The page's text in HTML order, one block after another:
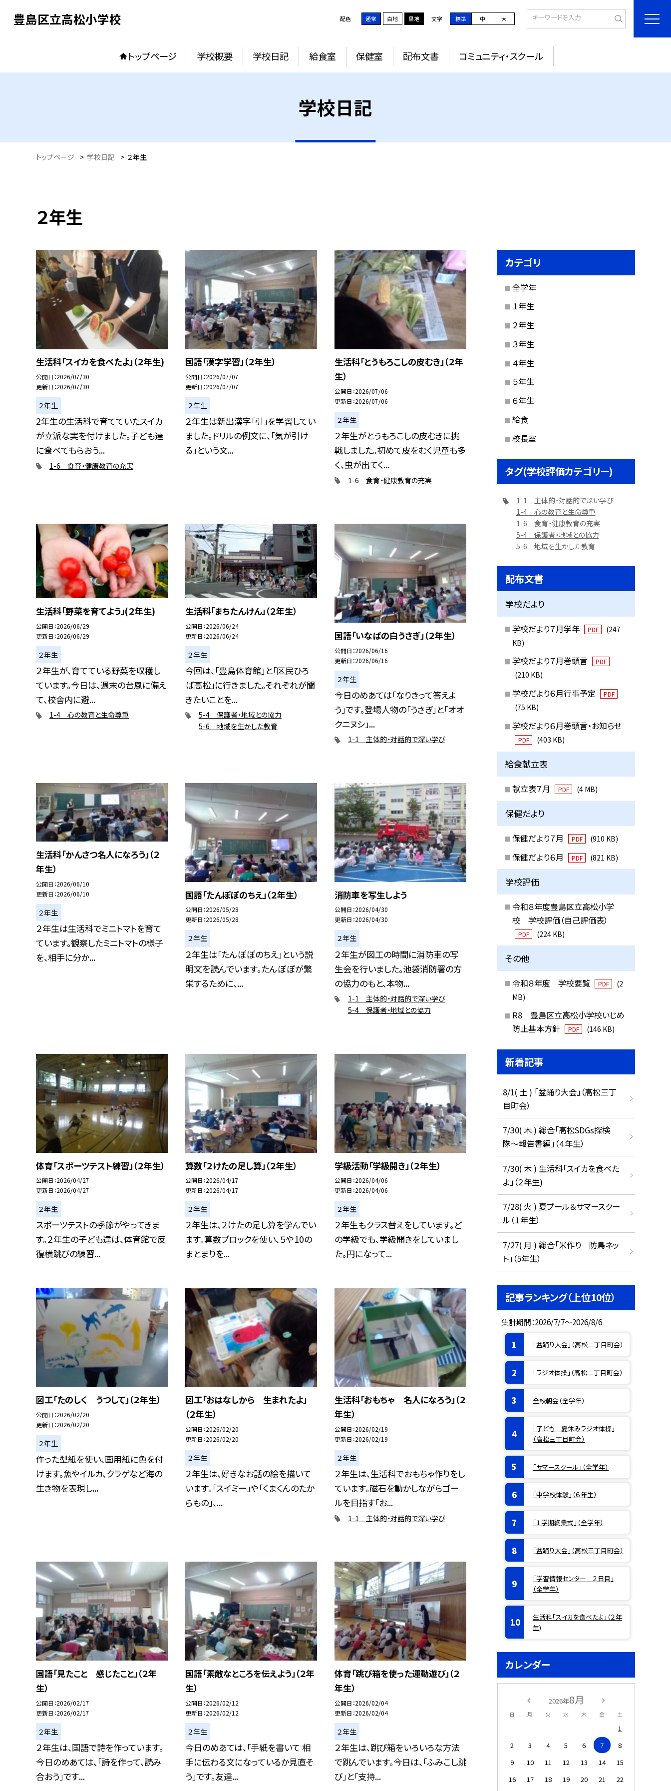
豊島区立高松小学校 配色 通常 白地 黒地 文字 標準 中 大
トップページ 学校概要 学校日記 給食室 保健室 配布文書 コミュニティ・スクール
学校日記
トップページ > 学校日記 > ２年生
２年生
生活科「スイカを食べたよ」（２年生)
公開日 2026/07/30
更新日 2026/07/30
２年生
2年生の生活科で育てていたスイカ
が立派な実を付けました。子ども達
に食べてもらおう...
1-6 食育・健康教育の充実
国語「漢字学習」（２年生）
公開日 2026/07/07
更新日 2026/07/07
２年生
２年生は新出漢字「引」を学習してい
ました。ドリルの例文に、「気が引け
る」という文...
生活科「とうもろこしの皮むき」（２年
生）
公開日 2026/07/06
更新日 2026/07/06
２年生
２年生がとうもろこしの皮むきに挑
戦しました。初めて皮をむく児童も多
く、虫が出てく...
1-6 食育・健康教育の充実
生活科「野菜を育てよう」(２年生)
公開日 2026/06/29
更新日 2026/06/29
２年生
２年生が、育てている野菜を収穫し
ています。今日は、週末の台風に備え
て、校舎内に避...
1-4 心の教育と生命尊重
生活科「まちたんけん」（２年生）
公開日 2026/06/24
更新日 2026/06/24
２年生
今回は、「豊島体育館」と「区民ひろ
ば高松」に行きました。それぞれが聞
きたいことを...
5-4 保護者・地域との協力
5-6 地域を生かした教育
国語「いなばの白うさぎ」（２年生）
公開日 2026/06/16
更新日 2026/06/16
２年生
今日のめあては「なりきって答えよ
う」です。登場人物の「うさぎ」と「オオ
クニヌシ」...
1-1 主体的・対話的で深い学び
生活科「かんさつ名人になろう」（２
年生）
公開日 2026/06/10
更新日 2026/06/10
２年生
２年生は生活科でミニトマトを育て
ています。観察したミニトマトの様子
を、相手に分か...
国語「たんぽぽのちえ」（２年生）
公開日 2026/05/28
更新日 2026/05/28
２年生
２年生は「たんぽぽのちえ」という説
明文を読んでいます。たんぽぽが繁
栄するために、...
消防車を写生しよう
公開日 2026/04/30
更新日 2026/04/30
２年生
２年生が図工の時間に消防車の写
生会を行いました。池袋消防署の方
の協力のもと、本物...
1-1 主体的・対話的で深い学び
5-4 保護者・地域との協力
体育「スポーツテスト練習」（２年生）
公開日 2026/04/27
更新日 2026/04/27
２年生
スポーツテストの季節がやってきま
す。２年生の子ども達は、体育館で反
復横跳びの練習...
算数「２けたの足し算」（２年生）
公開日 2026/04/17
更新日 2026/04/17
２年生
２年生は、２けたの足し算を学んでい
ます。算数ブロックを使い、５や10の
まとまりを...
学級活動「学級開き」（２年生）
公開日 2026/04/06
更新日 2026/04/06
２年生
２年生もクラス替えをしています。ど
の学級でも、学級開きをしていまし
た。円になって...
図工「たのしく うつして」（２年生）
公開日 2026/02/20
更新日 2026/02/20
２年生
作った型紙を使い、画用紙に色を付
けます。魚やイルカ、クラゲなど海の
生き物を表現し...
図工「おはなしから 生まれたよ」
（２年生）
公開日 2026/02/20
更新日 2026/02/20
２年生
２年生は、好きなお話の絵を描いて
います。「スイミー」や「くまくんのたか
らもの」、...
生活科「おもちゃ 名人になろう」（２
年生）
公開日 2026/02/19
更新日 2026/02/19
２年生
２年生は、生活科でおもちゃ作りをし
ています。磁石を動かしながらゴー
ルを目指す「お...
1-1 主体的・対話的で深い学び
国語「見たこと 感じたこと」（２年
生）
公開日 2026/02/17
更新日 2026/02/17
２年生
２年生は、国語で詩を作っています。
今日のめあては、「詩を作って、読み
合おう」です...
国語「素敵なところを伝えよう」（２年
生）
公開日 2026/02/12
更新日 2026/02/12
２年生
今日のめあては、「手紙を書いて 相
手に伝わる文になっているか見直そ
う」です。友達...
体育「跳び箱を使った運動遊び」（２
年生）
公開日 2026/02/04
更新日 2026/02/04
２年生
２年生は、跳び箱をいろいろな方法
で跳んでいます。今日は、「ふみこし跳
び」と「支持...
カテゴリ
全学年
１年生
２年生
３年生
４年生
５年生
６年生
給食
校長室
タグ(学校評価カテゴリー)
1-1 主体的・対話的で深い学び
1-4 心の教育と生命尊重
1-6 食育・健康教育の充実
5-4 保護者・地域との協力
5-6 地域を生かした教育
配布文書
学校だより
学校だより７月学年 PDF
(247
KB)
学校だより７月巻頭言 PDF
(210 KB)
学校だより６月行事予定 PDF
(75 KB)
学校だより６月巻頭言・お知らせ
PDF (403 KB)
給食献立表
献立表７月 PDF (4 MB)
保健だより
保健だより７月 PDF (910 KB)
保健だより６月 PDF (821 KB)
学校評価
令和８年度豊島区立高松小学
校 学校評価（自己評価表）
PDF (224 KB)
その他
令和８年度 学校要覧 PDF
(2
MB)
R8 豊島区立高松小学校いじめ
防止基本方針
PDF (146 KB)
新着記事
8/1( 土 ) 「盆踊り大会」（高松三丁
目町会）
7/30( 木 ) 総合「高松SDGs探検
隊〜報告書編」（４年生）
7/30( 木 ) 生活科「スイカを食べた
よ」（２年生)
7/28( 火 ) 夏プール＆サマースクー
ル（１年生）
7/27( 月 ) 総合「米作り 防鳥ネッ
ト」（5年生）
記事ランキング（上位10位）
集計期間：2026/7/7～2026/8/6
「盆踊り大会」（高松二丁目町会）
「ラジオ体操」（高松二丁目町会）
全校朝会（全学年）
「子ども 夏休みラジオ体操」
（高松三丁目町会）
「サマースクール」（全学年）
「中学校体験」（６年生）
「１学期終業式」（全学年）
「盆踊り大会」（高松三丁目町会）
「学習情報センター ２日目」
（全学年）
生活科「スイカを食べたよ」（２年
生)
カレンダー
2026年8月
日 月 火 水 木 金 土
1
2
3 4 5 6 7
8
9
10 11 12 13 14
15
16
17 18 19 20 21 22